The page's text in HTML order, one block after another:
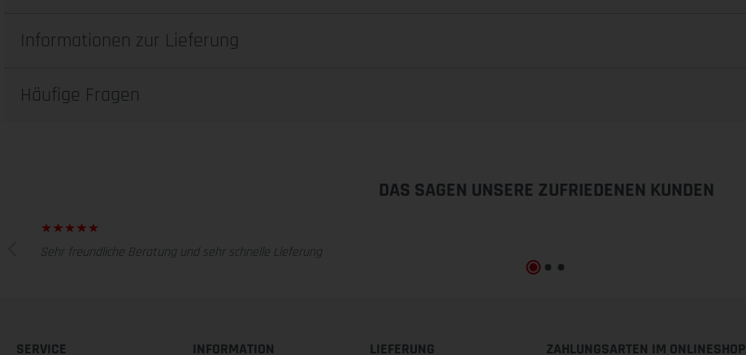
Informationen zur Lieferung
Häufige Fragen
DAS SAGEN UNSERE ZUFRIEDENEN KUNDEN
Sehr freundliche Beratung und sehr schnelle Lieferung
SERVICE INFORMATION LIEFERUNG ZAHLUNGSARTEN IM ONLINESHOP